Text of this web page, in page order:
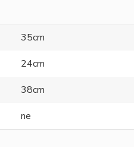
35cm
24cm
38cm
ne